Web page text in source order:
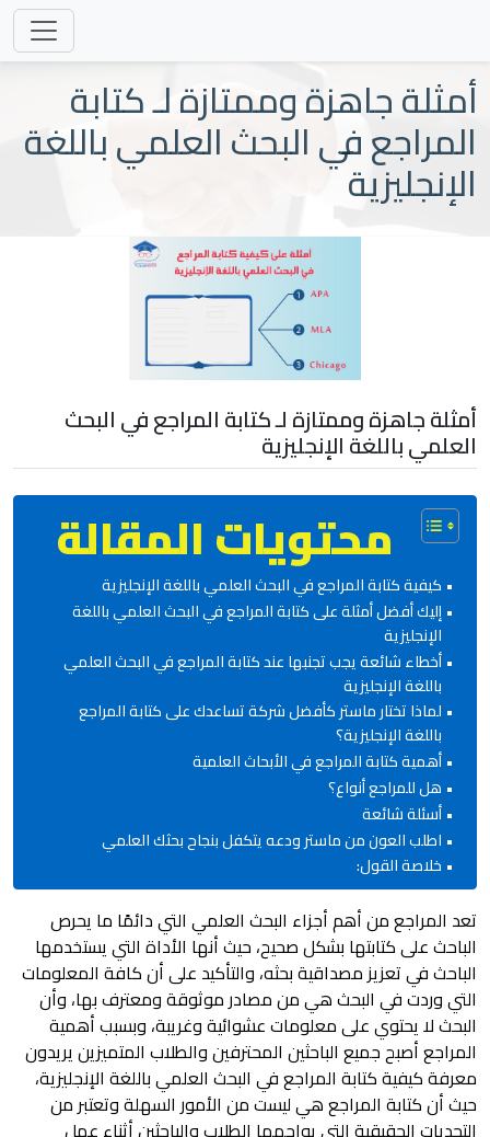
أمثلة جاهزة وممتازة لـ كتابة
المراجع في البحث العلمي باللغة
الإنجليزية
أمثلة جاهزة وممتازة لـ كتابة المراجع في البحث
العلمي باللغة الإنجليزية
محتويات المقالة
كيفية كتابة المراجع في البحث العلمي باللغة الإنجليزية
إليك أفضل أمثلة على كتابة المراجع في البحث العلمي باللغة
الإنجليزية
أخطاء شائعة يجب تجنبها عند كتابة المراجع في البحث العلمي
باللغة الإنجليزية
لماذا تختار ماستر كأفضل شركة تساعدك على كتابة المراجع
باللغة الإنجليزية؟
أهمية كتابة المراجع في الأبحاث العلمية
هل للمراجع أنواع؟
أسئلة شائعة
اطلب العون من ماستر ودعه يتكفل بنجاح بحثك العلمي
خلاصة القول:
تعد المراجع من أهم أجزاء البحث العلمي التي دائمًا ما يحرص
الباحث على كتابتها بشكل صحيح، حيث أنها الأداة التي يستخدمها
الباحث في تعزيز مصداقية بحثه، والتأكيد على أن كافة المعلومات
التي وردت في البحث هي من مصادر موثوقة ومعترف بها، وأن
البحث لا يحتوي على معلومات عشوائية وغريبة، وبسبب أهمية
المراجع أصبح جميع الباحثين المحترفين والطلاب المتميزين يريدون
معرفة كيفية كتابة المراجع في البحث العلمي باللغة الإنجليزية،
حيث أن كتابة المراجع هي ليست من الأمور السهلة وتعتبر من
التحديات الحقيقية التي يواجهها الطلاب والباحثين أثناء عمل